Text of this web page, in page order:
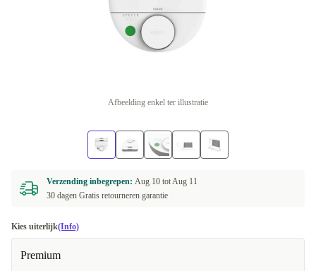
Afbeelding enkel ter illustratie
Verzending inbegrepen: Aug 10 totAug 11
30 dagen Gratis retourneren garantie
Kies uiterlijk(Info)
Premium